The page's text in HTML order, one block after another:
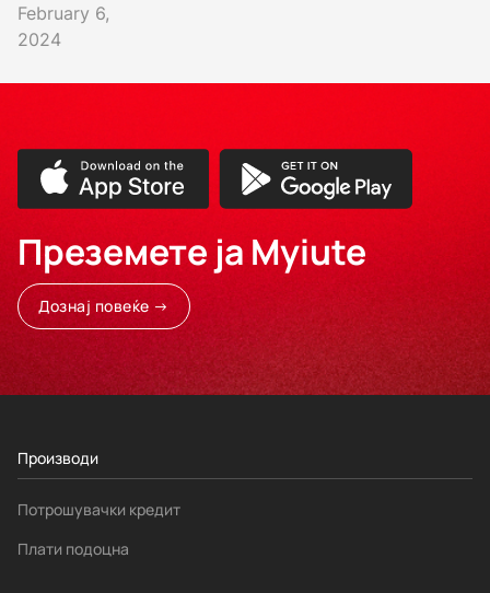
February 6,
2024
Преземете ја Myiute
Дознај повеќе →
Производи
Потрошувачки кредит
Плати подоцна